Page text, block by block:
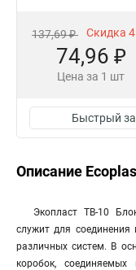
137,69 ₽ Скидка
74,96 ₽
Цена за 1 шт
Быстрый
Описание
Экопласт ТВ-10
служит для
различных систем. В
коробок,